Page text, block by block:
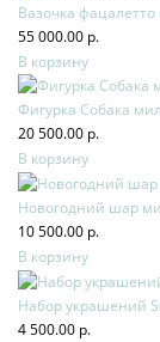
Вазочка
55 000.00 р.
В корзину
Фигурка Собака
20 500.00 р.
В корзину
Новогодний шар
10 500.00 р.
В корзину
Набор украшений
4 500.00 р.